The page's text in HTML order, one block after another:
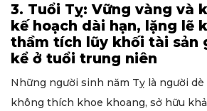
3. Tuổi Tỵ: Vững vàng và
kế hoạch dài hạn, lặng lẽ
thầm tích lũy khối tài sản
kể ở tuổi trung niên
Những người sinh năm Tỵ là người
không thích khoe khoang, sở hữu